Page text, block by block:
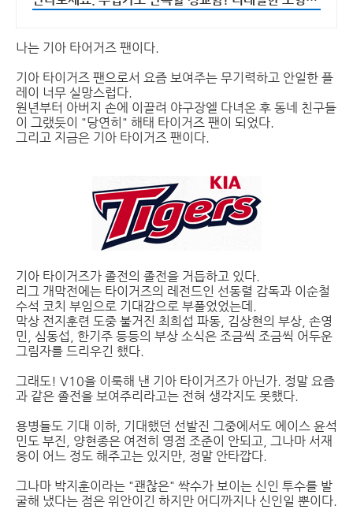
나는 기아 타어거즈 팬이다.
기아 타이거즈 팬으로서 요즘 보여주는 무기력하고 안일한 플
레이 너무 실망스럽다.
원년부터 아버지 손에 이끌려 야구장엘 다녀온 후 동네 친구들
이 그랬듯이 "당연히" 해태 타이거즈 팬이 되었다.
그리고 지금은 기아 타이거즈 팬이다.
기아 타이거즈가 졸전의 졸전을 거듭하고 있다.
리그 개막전에는 타이거즈의 레전드인 선동렬 감독과 이순철
수석 코치 부임으로 기대감으로 부풀었었는데.
막상 전지훈련 도중 불거진 최희섭 파동, 김상현의 부상, 손영
민, 심동섭, 한기주 등등의 부상 소식은 조금씩 조금씩 어두운
그림자를 드리우긴 했다.
그래도! V10을 이룩해 낸 기아 타이거즈가 아닌가. 정말 요즘
과 같은 졸전을 보여주리라고는 전혀 생각지도 못했다.
용병들도 기대 이하, 기대했던 선발진 그중에서도 에이스 윤석
민도 부진, 양현종은 여전히 영점 조준이 안되고, 그나마 서재
응이 어느 정도 해주고는 있지만, 정말 안타깝다.
그나마 박지훈이라는 "괜찮은" 싹수가 보이는 신인 투수를 발
굴해 냈다는 점은 위안이긴 하지만 어디까지나 신인일 뿐이다.